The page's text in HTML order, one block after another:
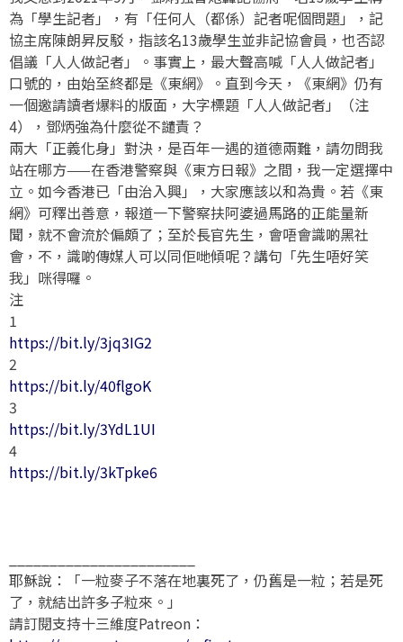
為「學生記者」，有「任何人（都係）記者呢個問題」，記
協主席陳朗昇反駁，指該名13歲學生並非記協會員，也否認
倡議「人人做記者」。事實上，最大聲高喊「人人做記者」
口號的，由始至終都是《東網》。直到今天，《東網》仍有
一個邀請讀者爆料的版面，大字標題「人人做記者」（注
4），鄧炳強為什麼從不譴責？
兩大「正義化身」對決，是百年一遇的道德兩難，請勿問我
站在哪方——在香港警察與《東方日報》之間，我一定選擇中
立。如今香港已「由治入興」，大家應該以和為貴。若《東
網》可釋出善意，報道一下警察扶阿婆過馬路的正能量新
聞，就不會流於偏頗了；至於長官先生，會唔會識啲黑社
會，不，識啲傳媒人可以同佢哋傾呢？講句「先生唔好笑
我」咪得囉。
注
1
https://bit.ly/3jq3IG2
2
https://bit.ly/40flgoK
3
https://bit.ly/3YdL1UI
4
https://bit.ly/3kTpke6
耶穌說：「一粒麥子不落在地裏死了，仍舊是一粒；若是死
了，就結出許多子粒來。」
請訂閱支持十三維度Patreon：